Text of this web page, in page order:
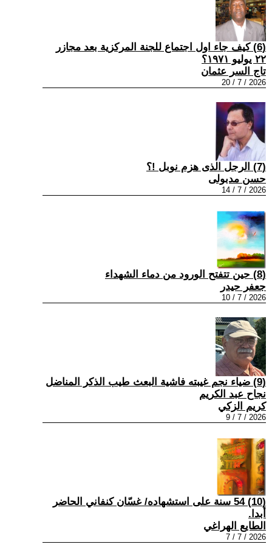
(6) كيف جاء اول اجتماع للجنة المركزية بعد مجازر
٢٢ يوليو ١٩٧١؟
تاج السر عثمان
2026 / 7 / 20
(7) الرجل الذى هزم نوبل !؟
حسن مدبولى
2026 / 7 / 14
(8) حين تتفتح الورود من دماء الشهداء
جعفر حيدر
2026 / 7 / 10
(9) ضياء نجم غيبته فاشية البعث طيب الذكر المناضل
نجاح عبد الكريم
كريم الزكي
2026 / 7 / 9
(10) 54 سنة على استشهاده/ غسّان كنفاني الحاضر
أبدا.
الطايع الهراغي
2026 / 7 / 7